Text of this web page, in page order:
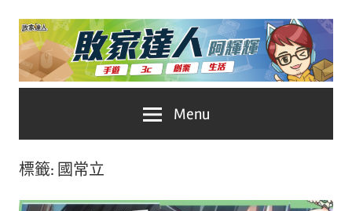
Skip
content
家
No.1
遊
戲
科
Menu
標籤: 國常立